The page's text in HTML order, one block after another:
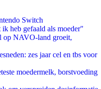
Switch
heb gefaald als moeder"
op NAVO-land groeit,
zes jaar cel en tbs voor
moedermelk, borstvoeding